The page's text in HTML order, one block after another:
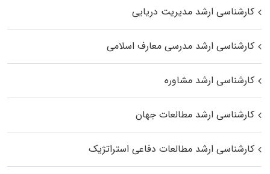
کارشناسی ارشد مدیریت دریایی
کارشناسی ارشد مدرسی معارف اسلامی
کارشناسی ارشد مشاوره
کارشناسی ارشد مطالعات جهان
کارشناسی ارشد مطالعات دفاعی استراتژیک